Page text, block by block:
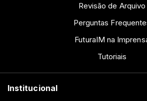
Revisão de Arquivo
Perguntas
FuturaIM na
Tutoriais
Institucional